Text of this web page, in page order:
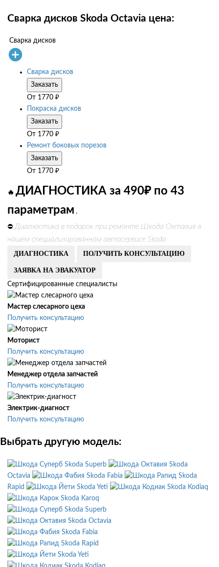
Сварка дисков Skoda Octavia цена:
Сварка дисков
Сварка дисков
Заказать
От 1770 ₽
Покраска дисков
Заказать
От 1770 ₽
Ремонт боковых порезов
Заказать
От 1770 ₽
🔥 ДИАГНОСТИКА за 490₽ по 43
параметрам .
⛔ Диагностика в подарок при ремонте Шкода Октавия в
нашем специализированном автосервисе Skoda
ДИАГНОСТИКА ПОЛУЧИТЬ КОНСУЛЬТАЦИЮ
ЗАЯВКА НА ЭВАКУАТОР
Сертифицированные специалисты
Мастер слесарного цеха
Получить консультацию
Моторист
Получить консультацию
Менеджер отдела запчастей
Получить консультацию
Электрик-диагност
Получить консультацию
Выбрать другую модель:
Skoda Superb
Skoda
Octavia
Skoda Fabia
Skoda
Rapid
Skoda Yeti
Skoda Kodiaq
Skoda Karoq
Skoda Superb
Skoda Octavia
Skoda Fabia
Skoda Rapid
Skoda Yeti